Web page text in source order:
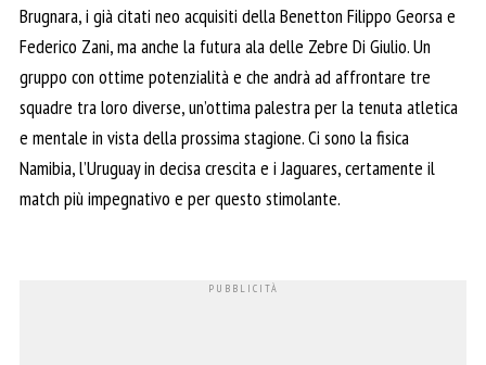
Brugnara, i già citati neo acquisiti della Benetton Filippo Georsa e
Federico Zani, ma anche la futura ala delle Zebre Di Giulio. Un
gruppo con ottime potenzialità e che andrà ad affrontare tre
squadre tra loro diverse, un’ottima palestra per la tenuta atletica
e mentale in vista della prossima stagione. Ci sono la fisica
Namibia, l’Uruguay in decisa crescita e i Jaguares, certamente il
match più impegnativo e per questo stimolante.